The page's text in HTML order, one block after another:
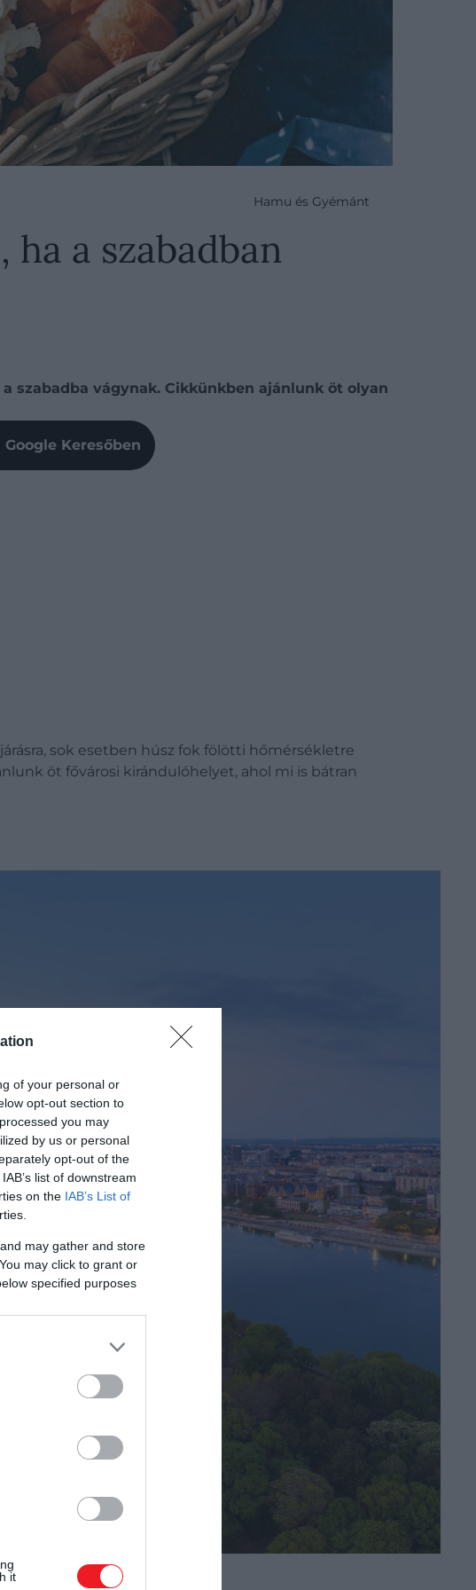
of your personal or
opt-out section to
you may
by us or personal
opt-out of the
list of downstream
on the IAB’s List of
may gather and store
may click to grant or
specified purposes
it
Hamu és Gyémánt
a szabadban
szabadba vágynak. Cikkünkben ajánlunk öt olyan
Keresőben
sok esetben húsz fok fölötti hőmérsékletre
öt fővárosi kirándulóhelyet, ahol mi is bátran